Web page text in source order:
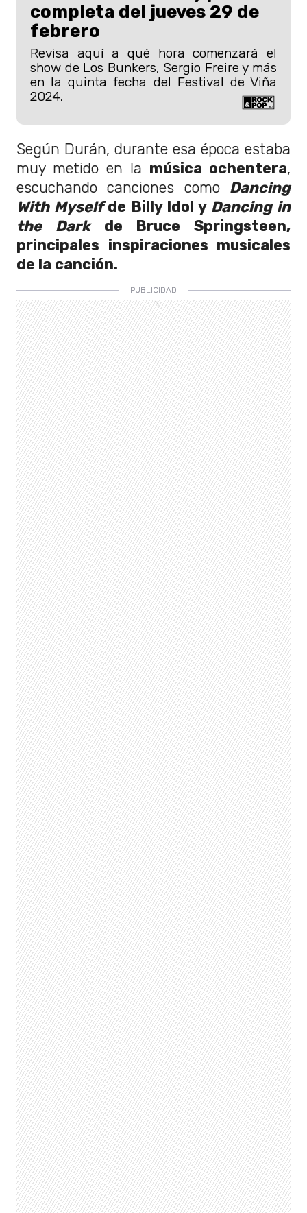
completa del jueves 29 de
febrero
Revisa aquí a qué hora comenzará el
show de Los Bunkers, Sergio Freire y más
en la quinta fecha del Festival de Viña
2024.
Según Durán, durante esa época estaba
muy metido en la música ochentera,
escuchando canciones como Dancing
With Myselfde Billy Idol y Dancing in
the Dark de Bruce Springsteen,
principales inspiraciones musicales
de la canción.